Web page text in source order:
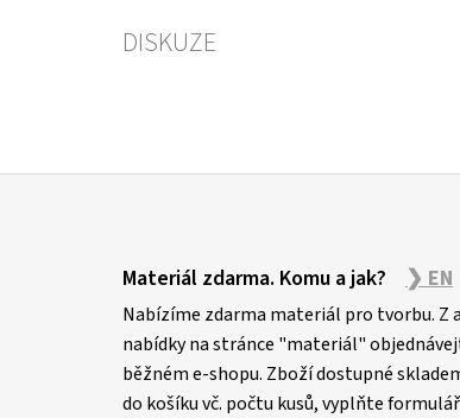
DISKUZE
Materiál zdarma. Komu a jak? ❯ EN
Nabízíme zdarma materiál pro tvorbu. Z
nabídky na stránce "materiál"
běžném e-shopu. Zboží dostupné
do košíku vč. počtu kusů, vyplňte